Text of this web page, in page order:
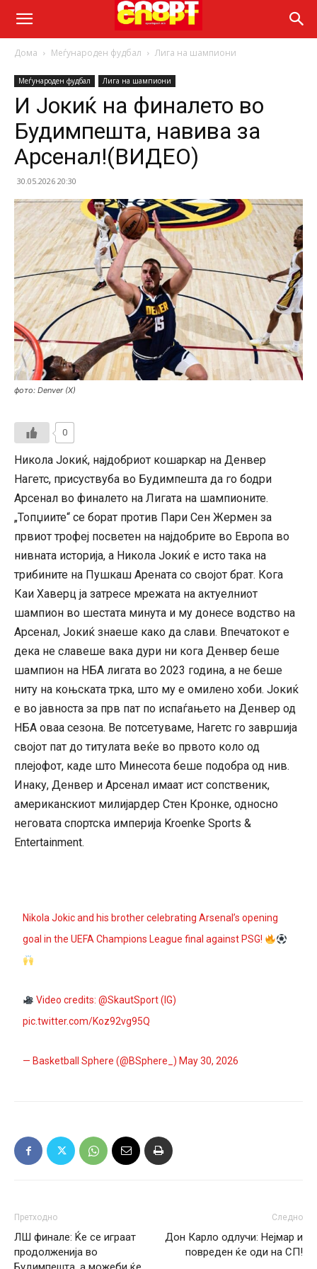
Дома Меѓународен фудбал Лига на шампиони
Меѓународен фудбал Лига на шампиони
И Јокиќ на финалето во
Будимпешта, навива за
Арсенал!(ВИДЕО)
30.05.2026 20:30
фото: Denver (X)
0
Никола Јокиќ, најдобриот кошаркар на Денвер
Нагетс, присуствуба во Будимпешта да го бодри
Арсенал во финалето на Лигата на шампионите.
„Топџиите“ се борат против Пари Сен Жермен за
првиот трофеј посветен на најдобрите во Европа во
нивната историја, а Никола Јокиќ е исто така на
трибините на Пушкаш Арената со својот брат. Кога
Каи Хаверц ја затресе мрежата на актуелниот
шампион во шестата минута и му донесе водство на
Арсенал, Јокиќ знаеше како да слави. Впечатокот е
дека не славеше вака дури ни кога Денвер беше
шампион на НБА лигата во 2023 година, а не беше
ниту на коњската трка, што му е омилено хоби. Јокиќ
е во јавноста за прв пат по испаѓањето на Денвер од
НБА оваа сезона. Ве потсетуваме, Нагетс го завршија
својот пат до титулата веќе во првото коло од
плејофот, каде што Минесота беше подобра од нив.
Инаку, Денвер и Арсенал имаат ист сопственик,
американскиот милијардер Стен Кронке, односно
неговата спортска империја Kroenke Sports &
Entertainment.
Nikola Jokic and his brother celebrating Arsenal’s opening
goal in the UEFA Champions League final against PSG!
Video credits:@SkautSport(IG)
pic.twitter.com/Koz92vg95Q
— Basketball Sphere (@BSphere_) May 30, 2026
Претходно
ЛШ финале: Ќе се играат
продолженија во
Следно
Дон Карло одлучи: Нејмар и
повреден ќе оди на СП!